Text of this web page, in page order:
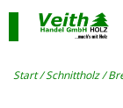
Start/Schnittholz/